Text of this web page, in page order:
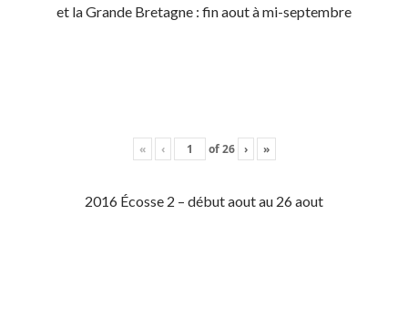
et la Grande Bretagne : fin aout à mi-septembre
« ‹ of26 › »
2016 Écosse 2 – début aout au 26 aout